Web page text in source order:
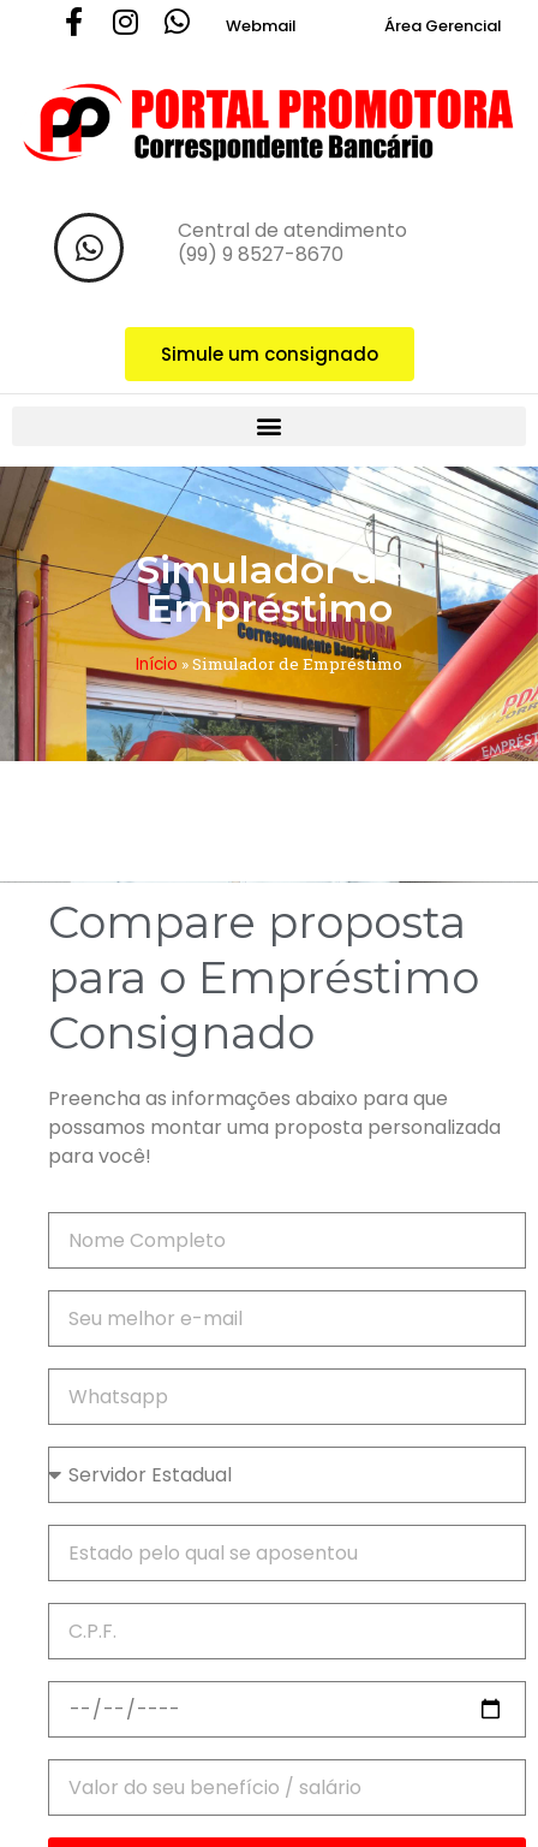
Webmail Área Gerencial
Central de atendimento ‪
(99) 9 8527-8670‬
Simule um consignado
Simulador de
Empréstimo
Início »Simulador de Empréstimo
Compare proposta
para o Empréstimo
Consignado
Preencha as informações abaixo para que
possamos montar uma proposta personalizada
para você!